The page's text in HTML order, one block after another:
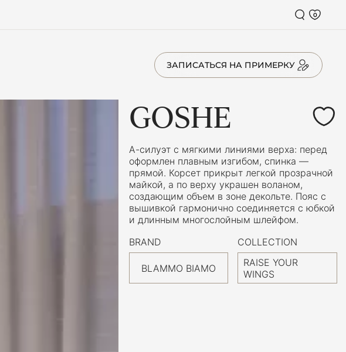
0
ЗАПИСАТЬСЯ НА ПРИМЕРКУ
GOSHE
А-силуэт с мягкими линиями верха: перед
оформлен плавным изгибом, спинка —
прямой. Корсет прикрыт легкой прозрачной
майкой, а по верху украшен воланом,
создающим объем в зоне декольте. Пояс с
вышивкой гармонично соединяется с юбкой
и длинным многослойным шлейфом.
BRAND
BLAMMO BIAMO
COLLECTION
RAISE YOUR
WINGS